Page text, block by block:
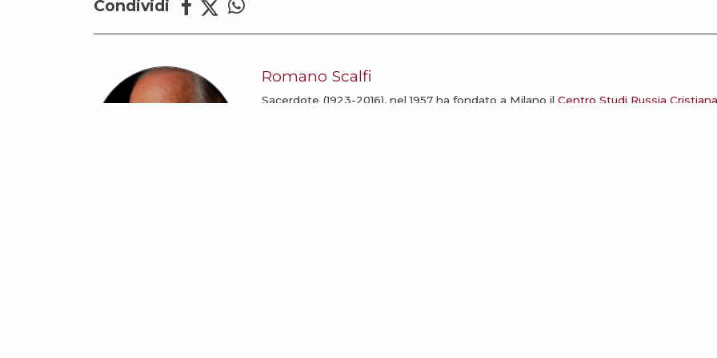
Condividi
Romano Scalfi
Sacerdote (1923-2016), nel 1957 ha fondato a Milano il Centro Studi Russia Cristiana